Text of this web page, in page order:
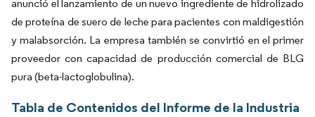
anunció el lanzamiento de un nuevo ingrediente de hidrolizado
de proteína de suero de leche para pacientes con maldigestión
y malabsorción. La empresa también se convirtió en el primer
proveedor con capacidad de producción comercial de BLG
pura (beta-lactoglobulina).
Tabla de Contenidos del Informe de la Industria